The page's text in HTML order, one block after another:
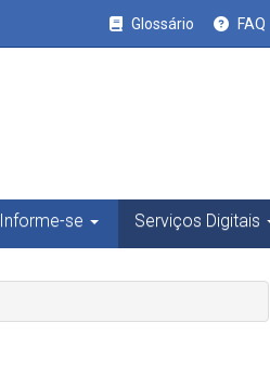
Glossário FAQ
Informe-se Serviços Digitais